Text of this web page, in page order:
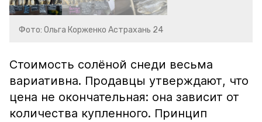
Фото: Ольга Корженко Астрахань 24
Стоимость солёной снеди весьма
вариативна. Продавцы утверждают, что
цена не окончательная: она зависит от
количества купленного. Принцип